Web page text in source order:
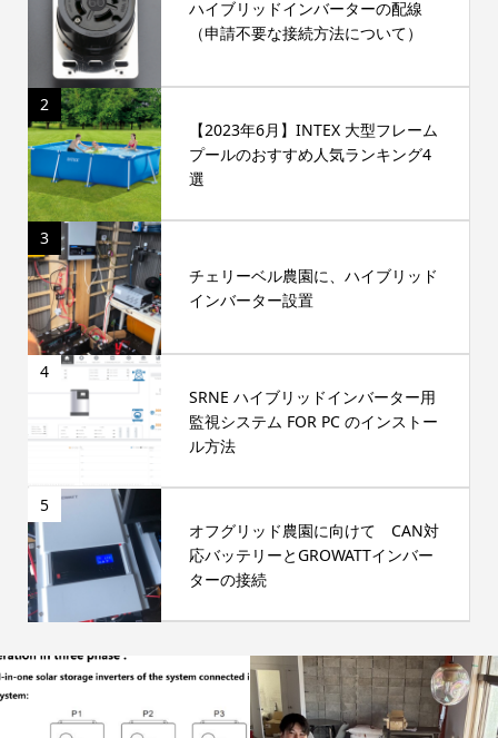
ハイブリッドインバーターの配線
（申請不要な接続方法について）
2
【2023年6月】INTEX 大型フレーム
プールのおすすめ人気ランキング4
選
3
チェリーベル農園に、ハイブリッド
インバーター設置
4
SRNE ハイブリッドインバーター用
監視システム FOR PC のインストー
ル方法
5
オフグリッド農園に向けて CAN対
応バッテリーとGROWATTインバー
ターの接続